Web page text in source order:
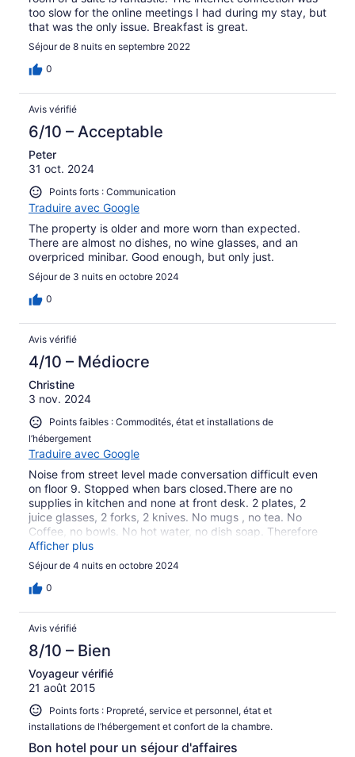
too slow for the online meetings I had during my stay, but
that was the only issue. Breakfast is great.
Séjour de 8 nuits en septembre 2022
0
Avis vérifié
6/10 – Acceptable
Peter
31 oct. 2024
Points forts : Communication
Traduire avec Google
The property is older and more worn than expected.
There are almost no dishes, no wine glasses, and an
overpriced minibar. Good enough, but only just.
Séjour de 3 nuits en octobre 2024
0
Avis vérifié
4/10 – Médiocre
Christine
3 nov. 2024
Points faibles : Commodités, état et installations de
l’hébergement
Traduire avec Google
Noise from street level made conversation difficult even
on floor 9. Stopped when bars closed.There are no
supplies in kitchen and none at front desk. 2 plates, 2
juice glasses, 2 forks, 2 knives. No mugs , no tea. No
Coffee, no bowls. No hot water, no dish soap. Therefore
useless kitchen. Breakfast good. Nice bed and toilet
paper and lovely Brazilian staff.
Afficher plus
Séjour de 4 nuits en octobre 2024
0
Avis vérifié
8/10 – Bien
Voyageur vérifié
21 août 2015
Points forts : Propreté, service et personnel, état et
installations de l’hébergement et confort de la chambre.
Bon hotel pour un séjour d'affaires